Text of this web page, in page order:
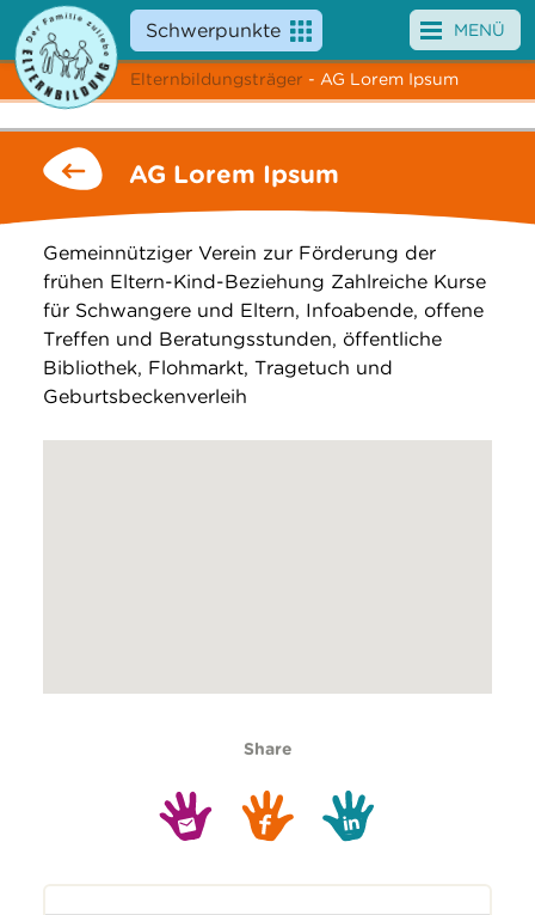
Schwerpunkte
Angebote
Veranstaltungen
Service
Über uns
Suche
MENÜ
Elternbildungsträger - AG Lorem Ipsum
AG Lorem Ipsum
Gemeinnütziger Verein zur Förderung der
frühen Eltern-Kind-Beziehung Zahlreiche Kurse
für Schwangere und Eltern, Infoabende, offene
Treffen und Beratungsstunden, öffentliche
Bibliothek, Flohmarkt, Tragetuch und
Geburtsbeckenverleih
Share